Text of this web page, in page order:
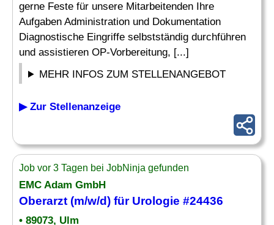
gerne Feste für unsere Mitarbeitenden Ihre
Aufgaben Administration und Dokumentation
Diagnostische Eingriffe selbstständig durchführen
und assistieren OP-Vorbereitung, [...]
MEHR INFOS ZUM STELLENANGEBOT
▶ Zur Stellenanzeige
Job vor 3 Tagen bei JobNinja gefunden
EMC Adam GmbH
Oberarzt (m/w/d) für Urologie #24436
• 89073, Ulm